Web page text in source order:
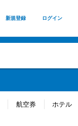
新規登録 ログイン
航空券 ホテル